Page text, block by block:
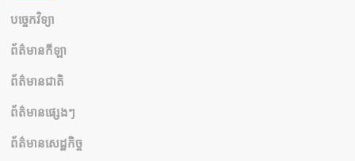
បច្ចេកវិទ្យា
ព័ត៌មានកីឡា
ព័ត៌មានជាតិ
ព័ត៌មានផ្សេងៗ
ព័ត៌មានសេដ្ឋកិច្ច